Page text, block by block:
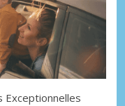
Exceptionnelles